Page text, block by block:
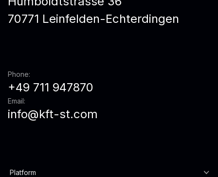
70771 Leinfelden-Echterdingen
Phone:
+49 711 947870
Email:
info@kft-st.com
Platform